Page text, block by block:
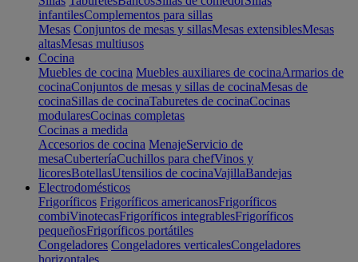
infantilesComplementos para sillas
Mesas Conjuntos de mesas y sillasMesas extensiblesMesas
altasMesas multiusos
Cocina
Muebles de cocina Muebles auxiliares de cocinaArmarios de
cocinaConjuntos de mesas y sillas de cocinaMesas de
cocinaSillas de cocinaTaburetes de cocinaCocinas
modularesCocinas completas
Cocinas a medida
Accesorios de cocina MenajeServicio de
mesaCuberteríaCuchillos para chefVinos y
licoresBotellasUtensilios de cocinaVajillaBandejas
Electrodomésticos
Frigoríficos Frigoríficos americanosFrigoríficos
combiVinotecasFrigoríficos integrablesFrigoríficos
pequeñosFrigoríficos portátiles
Congeladores Congeladores verticalesCongeladores
horizontales